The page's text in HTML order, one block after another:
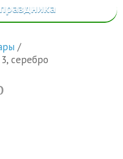
/
серебро